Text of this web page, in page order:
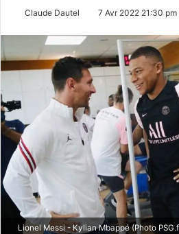
Claude Dautel 7 Avr 2022 21:30 pm
Lionel Messi - Kylian Mbappé (Photo